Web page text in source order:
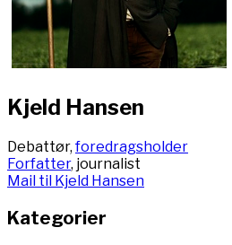
Kjeld Hansen
Debattør,foredragsholder
Forfatter, journalist
Mail til Kjeld Hansen
Kategorier